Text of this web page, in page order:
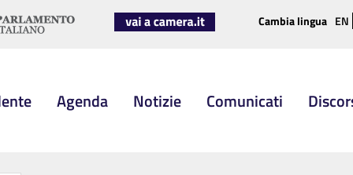
Cambia lingua EN
Agenda Notizie Comunicati